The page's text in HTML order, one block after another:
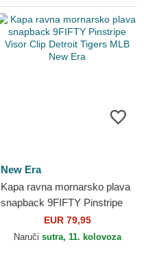
New Era
Kapa ravna mornarsko plava
snapback 9FIFTY Pinstripe
Visor Clip Detroit Tigers MLB
New Era
EUR 79,95
Naruči sutra, 11. kolovoza